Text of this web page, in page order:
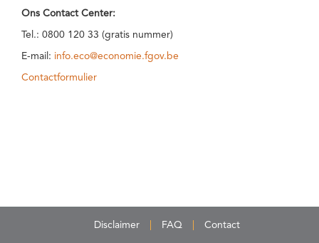
Ons Contact Center:
Tel.: 0800 120 33 (gratis nummer)
E-mail: info.eco@economie.fgov.be
Contactformulier
Disclaimer FAQ Contact